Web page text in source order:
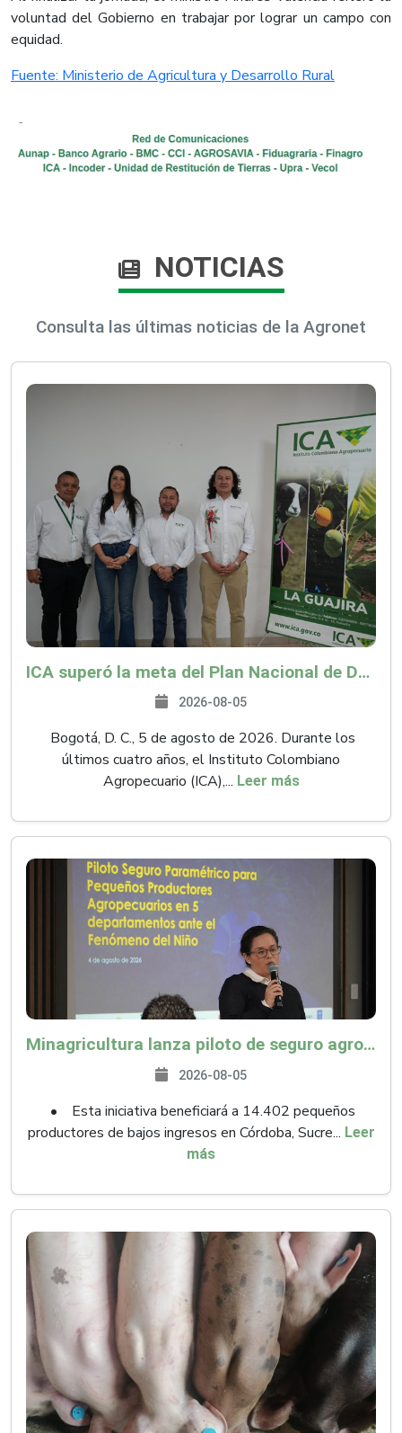
voluntad del Gobierno en trabajar por lograr un campo con
equidad.
Fuente: Ministerio de Agricultura y Desarrollo Rural
NOTICIAS
Consulta las últimas noticias de la Agronet
ICA superó la meta del Plan Nacional de Desarrollo y abrió 61 mercados internacionales
2026-08-05
Bogotá, D. C., 5 de agosto de 2026. Durante los
últimos cuatro años, el Instituto Colombiano
Agropecuario (ICA),... Leer más
Minagricultura lanza piloto de seguro agropecuario por $9.625 millones para proteger a más de 14.000 pequeños productores contra riesgos del Fenómeno de El Niño
2026-08-05
• Esta iniciativa beneficiará a 14.402 pequeños
productores de bajos ingresos en Córdoba, Sucre... Leer
más